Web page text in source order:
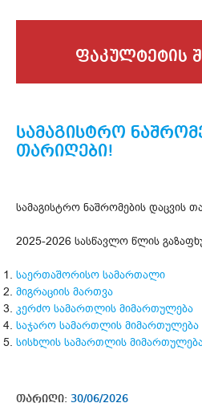
ფაკულტეტის
სამაგისტრო
თარიღები!
სამაგისტრო ნაშრომების დაცვის
2025-2026 სასწავლო წლის
საერთაშორისო სამართალი
მიგრაციის მართვა
კერძო სამართლის მიმართულება
საჯარო სამართლის მიმართულება
სისხლის სამართლის
თარიღი: 30/06/2026